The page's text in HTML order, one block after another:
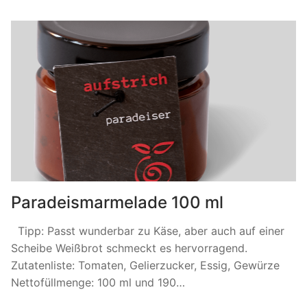
Paradeismarmelade 100 ml
Tipp: Passt wunderbar zu Käse, aber auch auf einer
Scheibe Weißbrot schmeckt es hervorragend.
Zutatenliste: Tomaten, Gelierzucker, Essig, Gewürze
Nettofüllmenge: 100 ml und 190…